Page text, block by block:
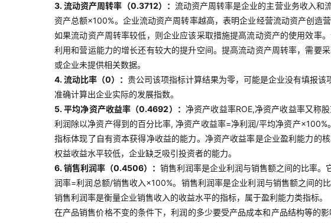
3. 流动资产周转率（0.3712）： 流动资产周转率是企业的主营业务收入和
资产总额×100%。企业流动资产周转率越高，表明企业经营流动资产创造
如果流动资产周转率较低，则企业应该采取措施提高流动资产的使用效率
利用和营运能力的增长还有较大的提升空间。提高流动资产周转率，需要
或企业未提供相关数据。
4. 流动比率（0）： 贵公司该项指标计算结果为零，可能是企业没有填报
准确计算出企业实际的发展指数。
5. 平均净资产收益率（0.4692）： 净资产收益率ROE,净资产收益率又称
利润除以净资产得到的百分比率, 净资产收益率=净利润/平均净资产
指标体现了自有资本获得净收益的能力。净资产收益率是企业盈利能力的
权益收益水平较低，企业缺乏吸引投资者的能力。
6. 销售利润率（0.4506）：销售利润率是企业利润与销售额之间的比率
润率=利润总额/销售收入×100%。销售利润率是企业利润与销售额之间的
销售利润率是衡量企业销售收入的收益水平的指标，属于盈利能力类指标。
在产品销售价格不变的条件下，利润的多少要受产品成本和产品结构等的